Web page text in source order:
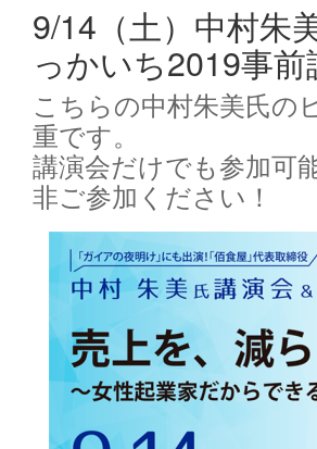
9/14（土）中村朱
っかいち2019事前
こちらの中村朱美氏の
重です。
講演会だけでも参加可
非ご参加ください！